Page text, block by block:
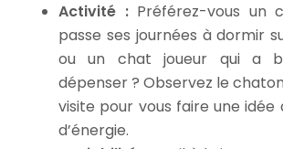
Activité : Préférez-vous un
passe ses journées à dormir
ou un chat joueur qui a
dépenser ? Observez le
visite pour vous faire une idée
d’énergie.